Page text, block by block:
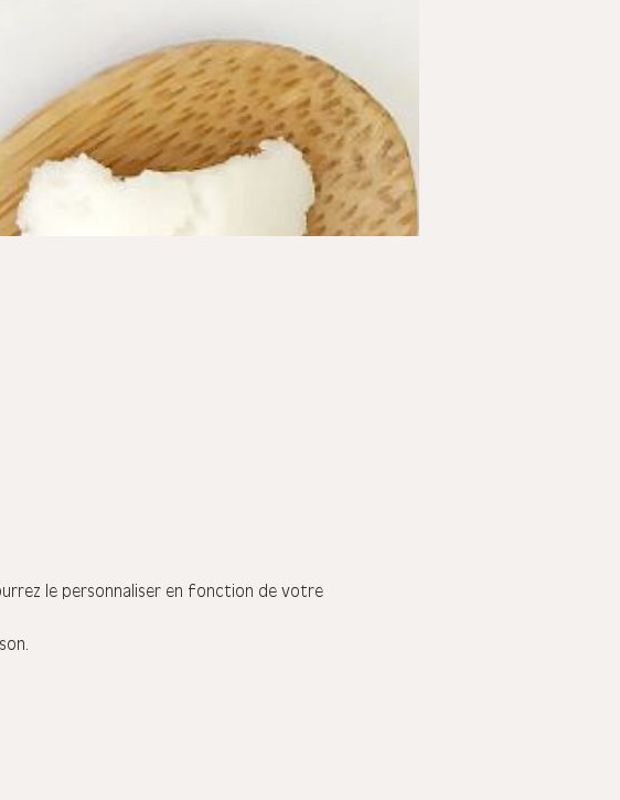
le personnaliser en fonction de votre